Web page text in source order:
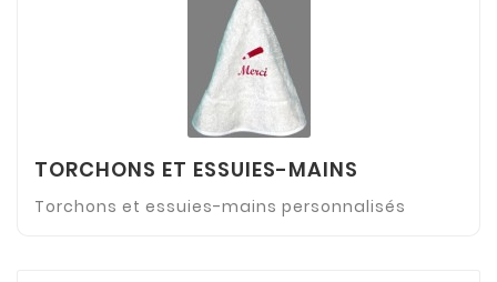
TORCHONS ET ESSUIES-MAINS
Torchons et essuies-mains personnalisés